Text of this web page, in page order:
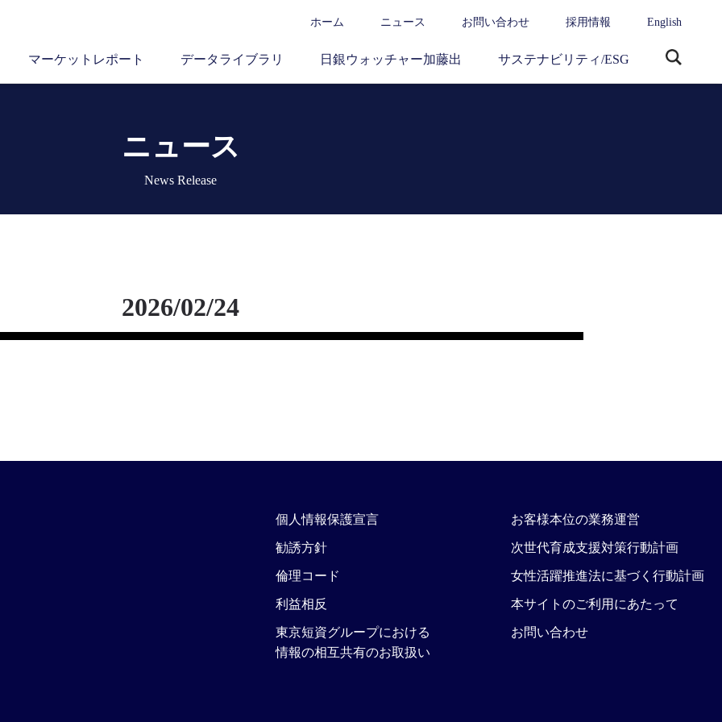
ホーム ニュース お問い合わせ 採用情報 English
マーケットレポート データライブラリ 日銀ウォッチャー加藤出 サステナビリティ/ESG
ニュース
News Release
2026/02/24
個人情報保護宣言
勧誘方針
倫理コード
利益相反
東京短資グループにおける
情報の相互共有のお取扱い
お客様本位の業務運営
次世代育成支援対策行動計画
女性活躍推進法に基づく行動計画
本サイトのご利用にあたって
お問い合わせ